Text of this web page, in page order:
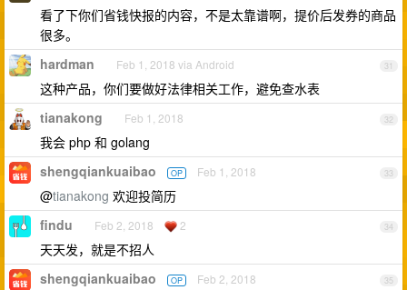
看了下你们省钱快报的内容，不是太靠谱啊，提价后发券的商品
很多。
31
hardman Feb 1, 2018 via Android
这种产品，你们要做好法律相关工作，避免查水表
32
tianakong Feb 1, 2018
我会 php 和 golang
33
shengqiankuaibao OP Feb 1, 2018
@tianakong 欢迎投简历
34
findu Feb 2, 2018 2
天天发，就是不招人
35
shengqiankuaibao OP Feb 2, 2018